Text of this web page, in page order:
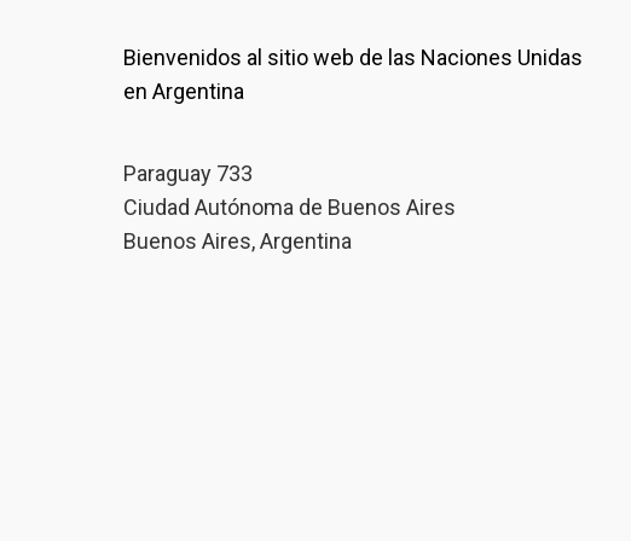
Bienvenidos al sitio web de las Naciones Unidas
en Argentina
Paraguay 733
Ciudad Autónoma de Buenos Aires
Buenos Aires, Argentina